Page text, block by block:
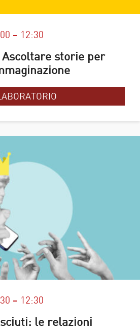
– 12:30
storie per
– 12:30
le relazioni